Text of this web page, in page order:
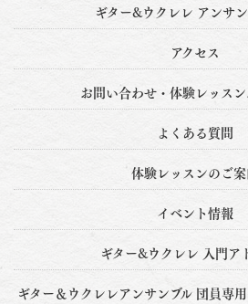
ギター&ウクレレ アンサ
アクセス
お問い合わせ・体験レッス
よくある質問
体験レッスンのご
イベント情報
ギター&ウクレレ 入門ア
ギター＆ウクレレアンサンブル 団員専